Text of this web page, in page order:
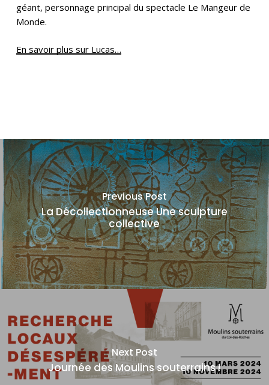
géant, personnage principal du spectacle Le Mangeur de
Monde.
En savoir plus sur Lucas…
Previous Post
La Décollectionneuse Une sculpture
collective
Next Post
Journée des Moulins souterrains !